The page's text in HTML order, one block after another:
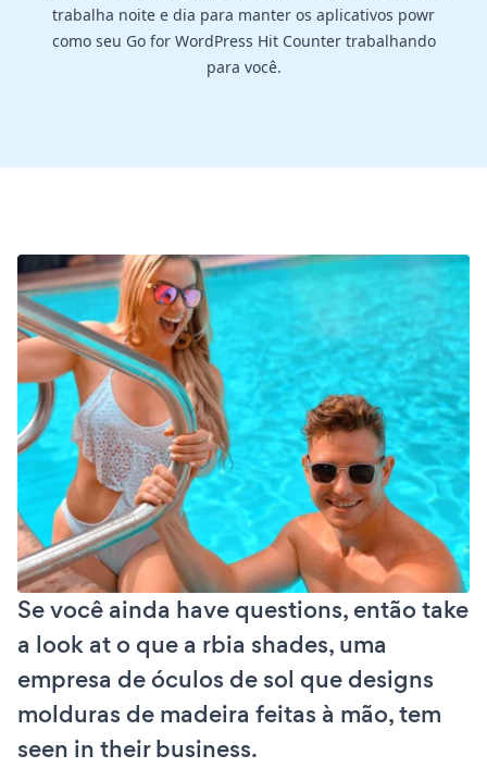
trabalha noite e dia para manter os aplicativos powr
como seu Go for WordPress Hit Counter trabalhando
para você.
Se você ainda have questions, então take
a look at o que a rbia shades, uma
empresa de óculos de sol que designs
molduras de madeira feitas à mão, tem
seen in their business.